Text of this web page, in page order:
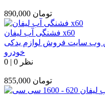
890,000 تومان
فشنگی آب لیفان x60
وب سایت فروش لوازم یدکی
خودرو
0 | 0 نظر
855,000 تومان